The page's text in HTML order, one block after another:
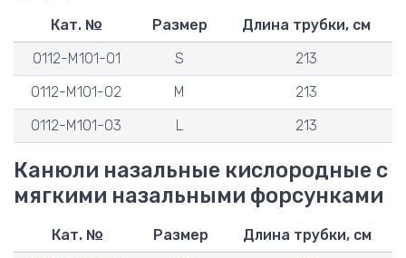
Кат. № Размер
Длина трубки, см
0112-M101-01
S
213
0112-M101-02
M
213
0112-M101-03
L 213
Канюли назальные кислородные с
мягкими назальными форсунками
Кат. № Размер
Длина трубки, см